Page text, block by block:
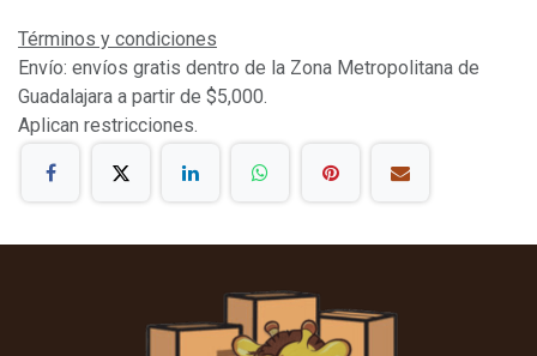
Términos y condiciones
Envío: envíos gratis dentro de la Zona Metropolitana de
Guadalajara a partir de $5,000.
Aplican restricciones.